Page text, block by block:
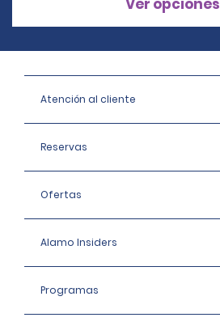
Ver opciones
Atención al cliente
Reservas
Ofertas
Alamo Insiders
Programas